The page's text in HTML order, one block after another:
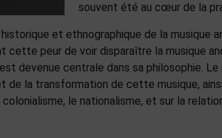
souvent été au cœur de la
et ethnographique de la musique
cette peur de voir disparaître la musique
devenue centrale dans sa philosophie.
de la transformation de cette musique,
le nationalisme, et sur la